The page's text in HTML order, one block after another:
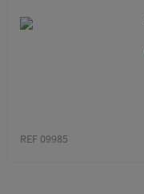
REF 09985